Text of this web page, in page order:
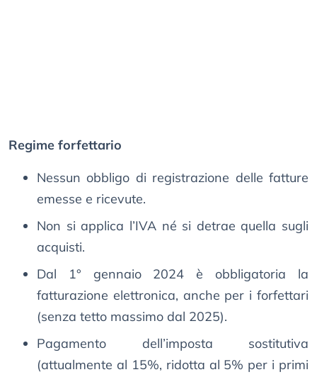
Regime forfettario
Nessun obbligo di registrazione delle fatture
emesse e ricevute.
Non si applica l’IVA né si detrae quella sugli
acquisti.
Dal 1° gennaio 2024 è obbligatoria la
fatturazione elettronica, anche per i forfettari
(senza tetto massimo dal 2025).
Pagamento dell’imposta sostitutiva
(attualmente al 15%, ridotta al 5% per i primi